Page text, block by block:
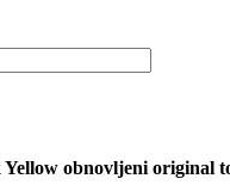
obnovljeni original